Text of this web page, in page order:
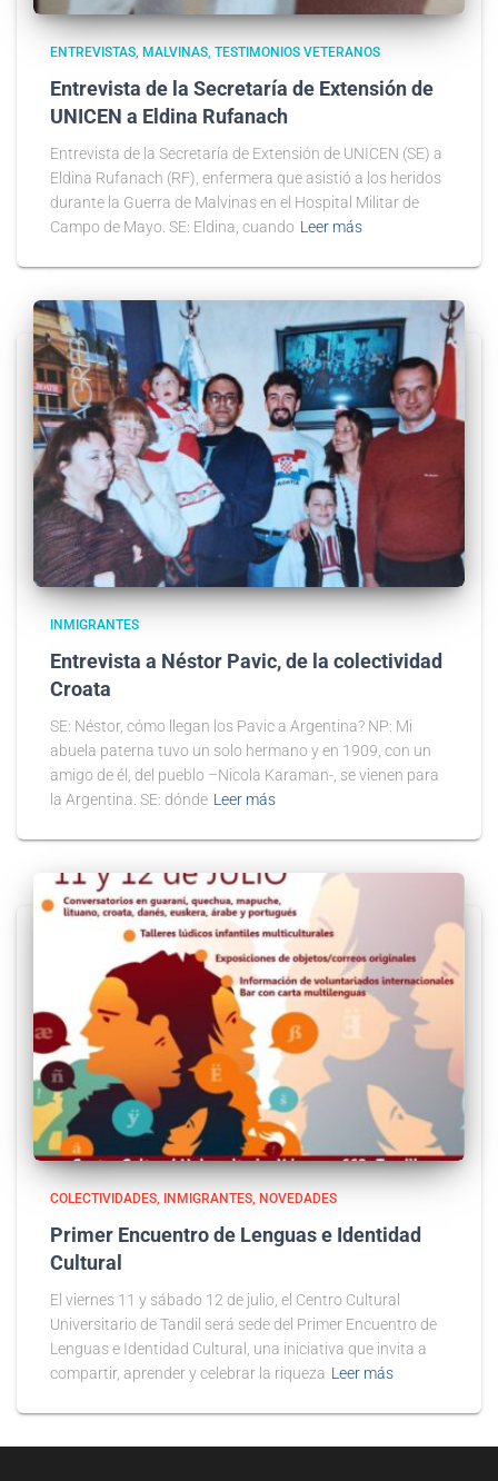
ENTREVISTAS MALVINAS TESTIMONIOS VETERANOS
Entrevista de la Secretaría de Extensión de
UNICEN a Eldina Rufanach
Entrevista de la Secretaría de Extensión de UNICEN (SE) a
Eldina Rufanach (RF), enfermera que asistió a los heridos
durante la Guerra de Malvinas en el Hospital Militar de
Campo de Mayo. SE: Eldina, cuando Leer más
INMIGRANTES
Entrevista a Néstor Pavic, de la colectividad
Croata
SE: Néstor, cómo llegan los Pavic a Argentina? NP: Mi
abuela paterna tuvo un solo hermano y en 1909, con un
amigo de él, del pueblo –Nicola Karaman-, se vienen para
la Argentina. SE: dónde Leer más
COLECTIVIDADES INMIGRANTES NOVEDADES
Primer Encuentro de Lenguas e Identidad
Cultural
El viernes 11 y sábado 12 de julio, el Centro Cultural
Universitario de Tandil será sede del Primer Encuentro de
Lenguas e Identidad Cultural, una iniciativa que invita a
compartir, aprender y celebrar la riqueza Leer más